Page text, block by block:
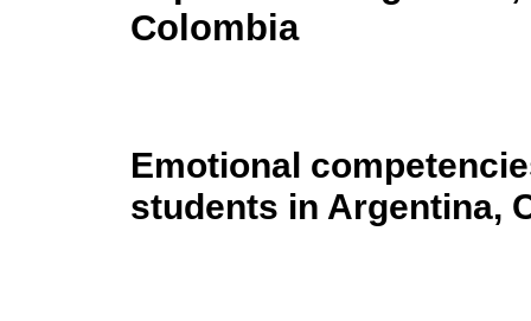
Colombia
Emotional
students in Argentina,